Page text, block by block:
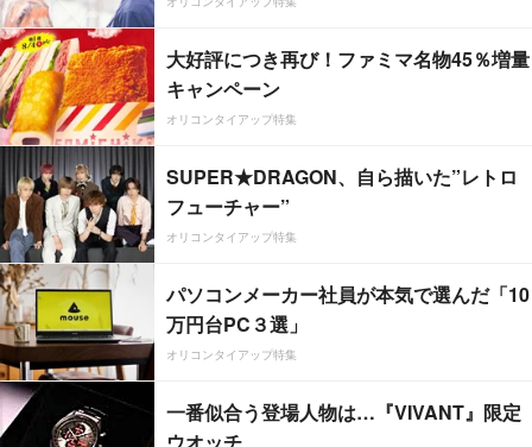
大好評につき再び！ファミマ名物45％増量
キャンペーン
オリコンタイアップ特集
SUPER★DRAGON、自ら描いた”レトロ
フューチャー”
オリコンタイアップ特集
パソコンメーカー社員が本気で選んだ「10
万円台PC３選」
オリコンタイアップ特集
一番似合う登場人物は…『VIVANT』限定